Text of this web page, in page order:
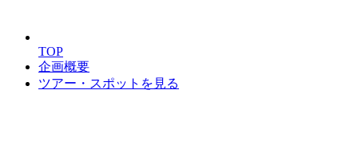
TOP
企画概要
ツアー・スポットを見る